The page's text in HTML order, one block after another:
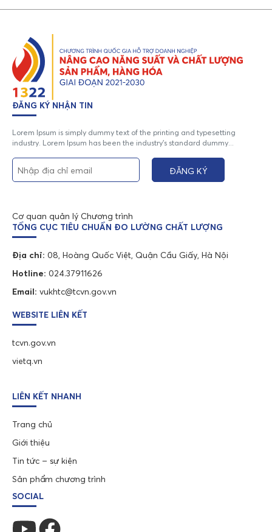
ĐĂNG KÝ NHẬN TIN
Lorem Ipsum is simply dummy text of the printing and typesetting
industry. Lorem Ipsum has been the industry's standard dummy...
Cơ quan quản lý Chương trình
TỔNG CỤC TIÊU CHUẨN ĐO LƯỜNG CHẤT LƯỢNG
Địa chỉ: 08, Hoàng Quốc Việt, Quận Cầu Giấy, Hà Nội
Hotline: 024.37911626
Email: vukhtc@tcvn.gov.vn
WEBSITE LIÊN KẾT
tcvn.gov.vn
vietq.vn
LIÊN KẾT NHANH
Trang chủ
Giới thiệu
Tin tức – sự kiện
Sản phẩm chương trình
SOCIAL